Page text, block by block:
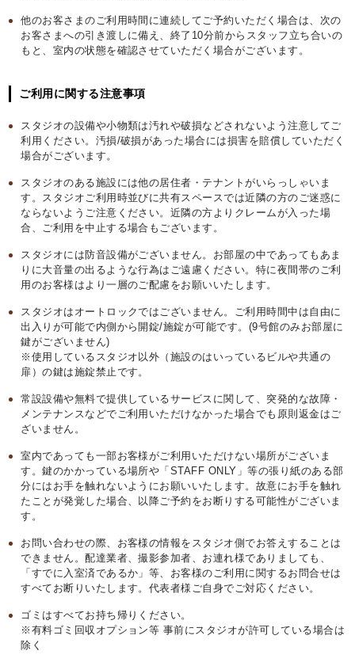
他のお客さまのご利用時間に連続してご予約いただく場合は、次の
お客さまへの引き渡しに備え、終了10分前からスタッフ立ち合いの
もと、室内の状態を確認させていただく場合がございます。
ご利用に関する注意事項
スタジオの設備や小物類は汚れや破損などされないよう注意してご
利用ください。汚損/破損があった場合には損害を賠償していただく
場合がございます。
スタジオのある施設には他の居住者・テナントがいらっしゃいま
す。スタジオご利用時並びに共有スペースでは近隣の方のご迷惑に
ならないようご注意ください。近隣の方よりクレームが入った場
合、ご利用を中止する場合もございます。
スタジオには防音設備がございません。お部屋の中であってもあま
りに大音量の出るような行為はご遠慮ください。特に夜間帯のご利
用のお客様はより一層のご配慮をお願いいたします。
スタジオはオートロックではございません。ご利用時間中は自由に
出入りが可能で内側から開錠/施錠が可能です。(9号館のみお部屋に
鍵がございません)
※使用しているスタジオ以外（施設のはいっているビルや共通の
扉）の鍵は施錠禁止です。
常設設備や無料で提供しているサービスに関して、突発的な故障・
メンテナンスなどでご利用いただけなかった場合でも原則返金はご
ざいません。
室内であっても一部お客様がご利用いただけない場所がございま
す。鍵のかかっている場所や「STAFF ONLY」等の張り紙のある部
分にはお手を触れないようにお願いいたします。故意にお手を触れ
たことが発覚した場合、以降ご予約をお断りする可能性がございま
す。
お問い合わせの際、お客様の情報をスタジオ側でお答えすることは
できません。配達業者、撮影参加者、お連れ様でありましても、
「すでに入室済であるか」等、お客様のご利用に関するお問合せは
すべてお断りいたします。代表者様ご自身でご対応ください。
ゴミはすべてお持ち帰りください。
※有料ゴミ回収オプション等 事前にスタジオが許可している場合は
除く